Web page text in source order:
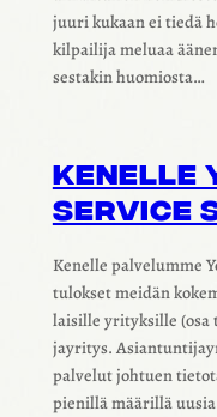
juuri kukaan ei tiedä
kilpai­lija meluaa
ses­ta­kin huomiosta…
KENELLE
SERVICE
Kenelle palve­lumme
tulok­set meidän
lai­sille yrityk­sille (osa
jay­ri­tys.
palve­lut johtuen
pienillä määrillä